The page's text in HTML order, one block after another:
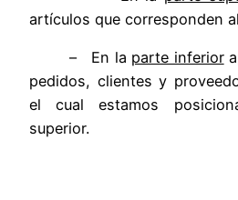
artículos que corresponden
– En la parte inferior
pedidos, clientes y
el cual estamos
superior.